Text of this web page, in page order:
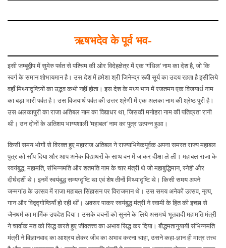
ऋषभदेव के पूर्व भव-
इसी जम्बूद्वीप में सुमेरु पर्वत से पश्चिम की ओर विदेहक्षेत्र में एक ‘गंधिल’ नाम का देश है, जो कि
स्वर्ग के समान शोभायमान है। उस देश में हमेशा श्री जिनेन्द्र रूपी सूर्य का उदय रहता है इसीलिये
वहाँ मिथ्यादृष्टियों का उद्भव कभी नहीं होता। इस देश के मध्य भाग में रजतमय एक विजयार्ध नाम
का बड़ा भारी पर्वत है। उस विजयार्ध पर्वत की उत्तर श्रेणी में एक अलका नाम की श्रेष्ठ पुरी है।
उस अलकापुरी का राजा अतिबल नाम का विद्याधर था, जिसकी मनोहरा नाम की पतिव्रता रानी
थी। उन दोनों के अतिशय भाग्यशाली ‘महाबल’ नाम का पुत्र उत्पन्न हुआ।
किसी समय भोगों से विरक्त हुए महाराज अतिबल ने राज्याभिषेकपूर्वक अपना समस्त राज्य महाबल
पुत्र को सौंप दिया और आप अनेक विद्याधरों के साथ वन में जाकर दीक्षा ले ली। महाबल राजा के
स्वयंबुद्ध, महामति, संभिन्नमति और शतमति नाम के चार मंत्री थे जो महाबुद्धिमान, स्नेही और
दीर्घदर्शी थे। इनमें स्वयंबुद्ध सम्यग्दृष्टि था एवं शेष तीनों मिथ्यादृष्टि थे। किसी समय अपने
जन्मगांठ के उत्सव में राजा महाबल सिंहासन पर विराजमान थे। उस समय अनेकों उत्सव, नृत्य,
गान और विद्वद्गोष्ठियाँ हो रही थीं। अवसर पाकर स्वयंबुद्ध मंत्री ने स्वामी के हित की इच्छा से
जैनधर्म का मार्मिक उपदेश दिया। उसके वचनों को सुनने के लिये असमर्थ भूतवादी महामति मंत्री
ने चार्वाक मत को सिद्ध करते हुए जीवतत्त्व का अभाव सिद्ध कर दिया। बौद्धमतानुयायी संभिन्नमति
मंत्री ने विज्ञानवाद का आश्रय लेकर जीव का अभाव करना चाहा, उसने कहा-ज्ञान ही मात्र तत्त्व